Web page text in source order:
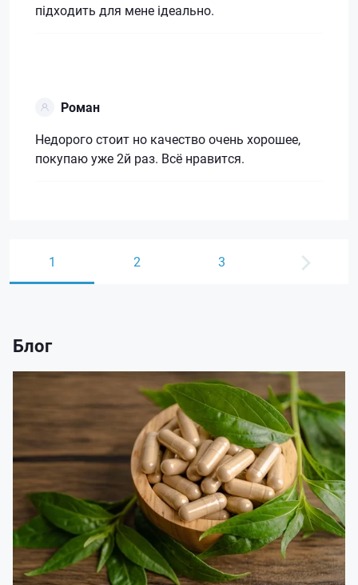
підходить для мене ідеально.
Роман
Недорого стоит но качество очень хорошее,
покупаю уже 2й раз. Всё нравится.
1 2 3
Блог